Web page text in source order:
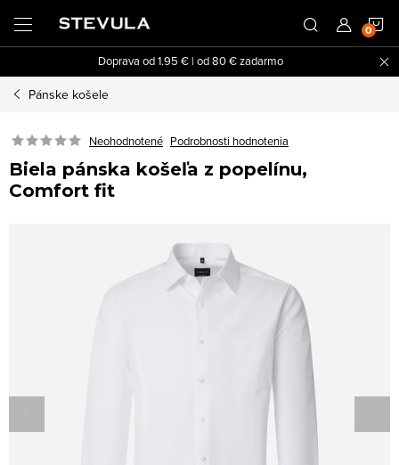
obsah
Doprava od 1.95 € | od 80 € zadarmo
Pánske košele
Neohodnotené Podrobnosti hodnotenia
Biela pánska košeľa z popelínu,
Comfort fit